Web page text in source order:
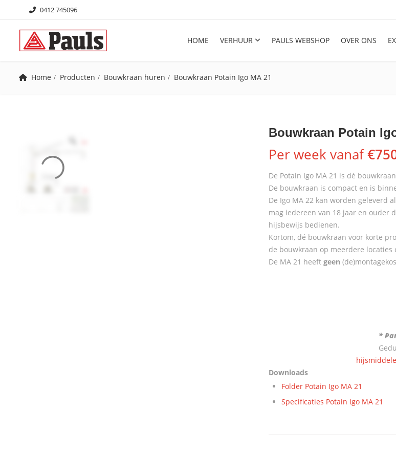
0412 745096
HOME VERHUUR PAULS WEBSHOP OVER ONS
Home Producten Bouwkraan huren Bouwkraan Potain Igo MA 21
Bouwkraan Potain
Per week vanaf €
De Potain Igo MA 21 is dé
De bouwkraan is compact en is
De Igo MA 22 kan worden geleverd
mag iedereen van 18 jaar en ouder
hijsbewijs bedienen.
Kortom, dé bouwkraan voor korte
de bouwkraan op meerdere
De MA 21 heeft geen
*
Downloads
Folder Potain Igo MA 21
Specificaties Potain Igo MA 21